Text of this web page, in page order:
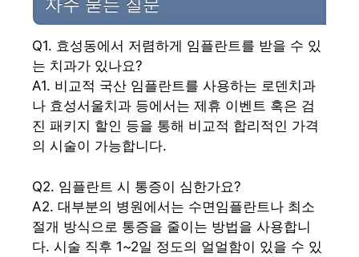
자주 묻는 질문
Q1. 효성동에서 저렴하게 임플란트를 받을 수 있
는 치과가 있나요?
A1. 비교적 국산 임플란트를 사용하는 로덴치과
나 효성서울치과 등에서는 제휴 이벤트 혹은 검
진 패키지 할인 등을 통해 비교적 합리적인 가격
의 시술이 가능합니다.
Q2. 임플란트 시 통증이 심한가요?
A2. 대부분의 병원에서는 수면임플란트나 최소
절개 방식으로 통증을 줄이는 방법을 사용합니
다. 시술 직후 1~2일 정도의 얼얼함이 있을 수 있